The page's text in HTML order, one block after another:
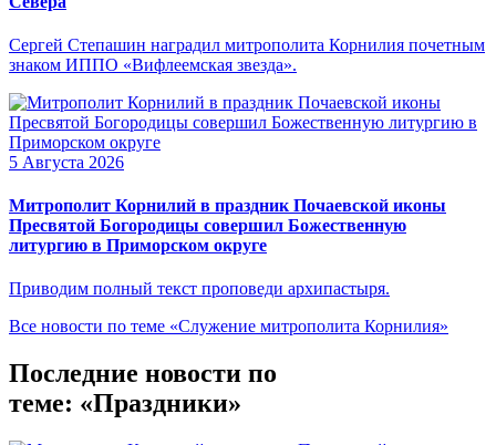
Сергей Степашин наградил митрополита Корнилия почетным
знаком ИППО «Вифлеемская звезда».
5 Августа 2026
Митрополит Корнилий в праздник Почаевской иконы
Пресвятой Богородицы совершил Божественную
литургию в Приморском округе
Приводим полный текст проповеди архипастыря.
Все новости по теме «Служение митрополита Корнилия»
Последние новости по
теме: «Праздники»